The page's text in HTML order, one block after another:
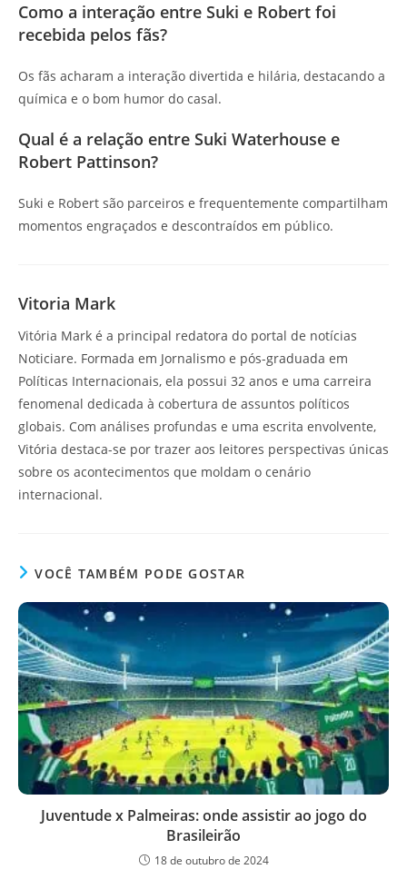
Como a interação entre Suki e Robert foi
recebida pelos fãs?
Os fãs acharam a interação divertida e hilária, destacando a
química e o bom humor do casal.
Qual é a relação entre Suki Waterhouse e
Robert Pattinson?
Suki e Robert são parceiros e frequentemente compartilham
momentos engraçados e descontraídos em público.
Vitoria Mark
Vitória Mark é a principal redatora do portal de notícias
Noticiare. Formada em Jornalismo e pós-graduada em
Políticas Internacionais, ela possui 32 anos e uma carreira
fenomenal dedicada à cobertura de assuntos políticos
globais. Com análises profundas e uma escrita envolvente,
Vitória destaca-se por trazer aos leitores perspectivas únicas
sobre os acontecimentos que moldam o cenário
internacional.
VOCÊ TAMBÉM PODE GOSTAR
Juventude x Palmeiras: onde assistir ao jogo do
Brasileirão
18 de outubro de 2024